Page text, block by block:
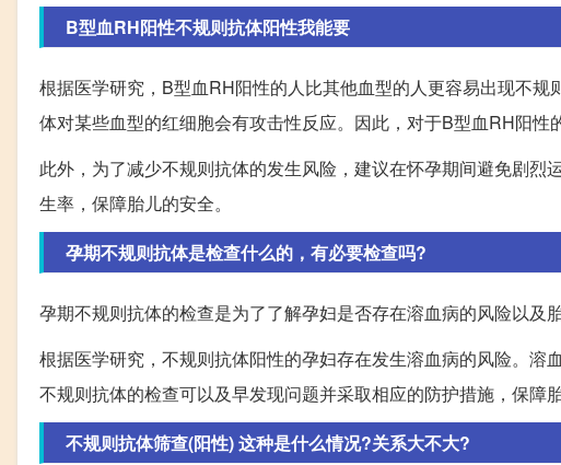
B型血RH阳性不规则抗体阳性我能要
根据医学研究，B型血RH阳性的人比其他血型的人更容易出现不
体对某些血型的红细胞会有攻击性反应。因此，对于B型血RH阳性
此外，为了减少不规则抗体的发生风险，建议在怀孕期间避免剧
生率，保障胎儿的安全。
孕期不规则抗体是检查什么的，有必要检查吗?
孕期不规则抗体的检查是为了了解孕妇是否存在溶血病的风险以及
根据医学研究，不规则抗体阳性的孕妇存在发生溶血病的风险。
不规则抗体的检查可以及早发现问题并采取相应的防护措施，保障胎
不规则抗体筛查(阳性) 这种是什么情况?关系大不大?